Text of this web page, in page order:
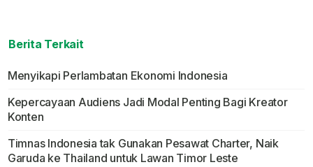
Berita Terkait
Menyikapi Perlambatan Ekonomi Indonesia
Kepercayaan Audiens Jadi Modal Penting Bagi Kreator
Konten
Timnas Indonesia tak Gunakan Pesawat Charter, Naik
Garuda ke Thailand untuk Lawan Timor Leste